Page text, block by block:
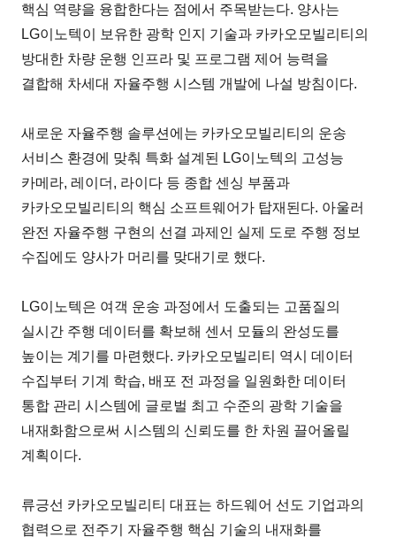
핵심 역량을 융합한다는 점에서 주목받는다. 양사는
LG이노텍이 보유한 광학 인지 기술과 카카오모빌리티의
방대한 차량 운행 인프라 및 프로그램 제어 능력을
결합해 차세대 자율주행 시스템 개발에 나설 방침이다.
새로운 자율주행 솔루션에는 카카오모빌리티의 운송
서비스 환경에 맞춰 특화 설계된 LG이노텍의 고성능
카메라, 레이더, 라이다 등 종합 센싱 부품과
카카오모빌리티의 핵심 소프트웨어가 탑재된다. 아울러
완전 자율주행 구현의 선결 과제인 실제 도로 주행 정보
수집에도 양사가 머리를 맞대기로 했다.
LG이노텍은 여객 운송 과정에서 도출되는 고품질의
실시간 주행 데이터를 확보해 센서 모듈의 완성도를
높이는 계기를 마련했다. 카카오모빌리티 역시 데이터
수집부터 기계 학습, 배포 전 과정을 일원화한 데이터
통합 관리 시스템에 글로벌 최고 수준의 광학 기술을
내재화함으로써 시스템의 신뢰도를 한 차원 끌어올릴
계획이다.
류긍선 카카오모빌리티 대표는 하드웨어 선도 기업과의
협력으로 전주기 자율주행 핵심 기술의 내재화를